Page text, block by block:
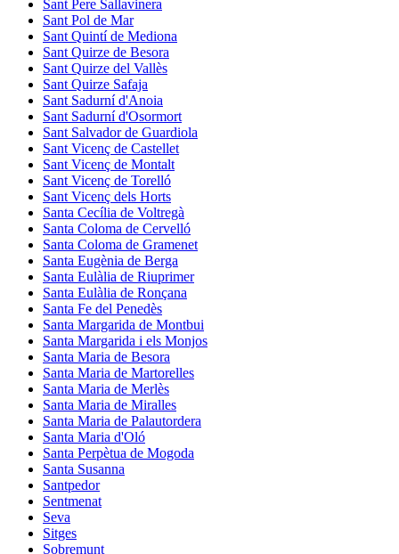
Sant Pere Sallavinera
Sant Pol de Mar
Sant Quintí de Mediona
Sant Quirze de Besora
Sant Quirze del Vallès
Sant Quirze Safaja
Sant Sadurní d'Anoia
Sant Sadurní d'Osormort
Sant Salvador de Guardiola
Sant Vicenç de Castellet
Sant Vicenç de Montalt
Sant Vicenç de Torelló
Sant Vicenç dels Horts
Santa Cecília de Voltregà
Santa Coloma de Cervelló
Santa Coloma de Gramenet
Santa Eugènia de Berga
Santa Eulàlia de Riuprimer
Santa Eulàlia de Ronçana
Santa Fe del Penedès
Santa Margarida de Montbui
Santa Margarida i els Monjos
Santa Maria de Besora
Santa Maria de Martorelles
Santa Maria de Merlès
Santa Maria de Miralles
Santa Maria de Palautordera
Santa Maria d'Oló
Santa Perpètua de Mogoda
Santa Susanna
Santpedor
Sentmenat
Seva
Sitges
Sobremunt